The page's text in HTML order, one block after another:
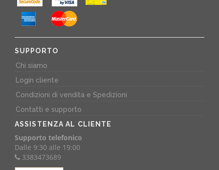
SUPPORTO
Chi siamo
Login cliente
Condizioni di vendita e Spedizioni
Contatti e supporto
ASSISTENZA AL CLIENTE
Supporto telefonico
Dalle 9:30 alle 19:00
3383473689